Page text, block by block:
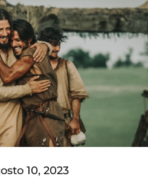
10, 2023